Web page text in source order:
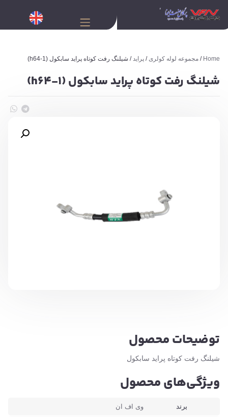
Home
/ مجموعه لوله کولری/ پراید/ شیلنگ رفت کوتاه پراید سابکول (h64-1)
شیلنگ رفت کوتاه پراید سابکول (h64-1)
توضیحات محصول
شیلنگ رفت کوتاه پراید سابکول
ویژگی‌های محصول
برند وی اف ان